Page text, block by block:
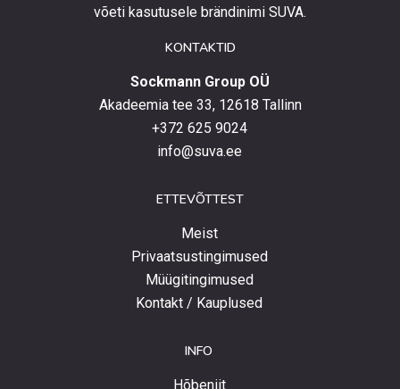
võeti kasutusele brändinimi SUVA.
KONTAKTID
Sockmann Group OÜ
Akadeemia tee 33, 12618 Tallinn
+372 625 9024
info@suva.ee
ETTEVÕTTEST
Meist
Privaatsustingimused
Müügitingimused
Kontakt / Kauplused
INFO
Hõbeniit